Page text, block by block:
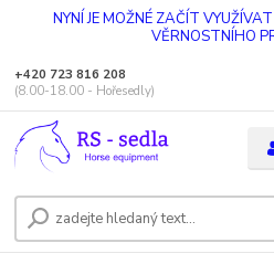
NYNÍ JE MOŽNÉ ZAČÍT
VĚRNOSTNÍHO
+420 723 816 208
(8.00-18.00 - Hořesedly)